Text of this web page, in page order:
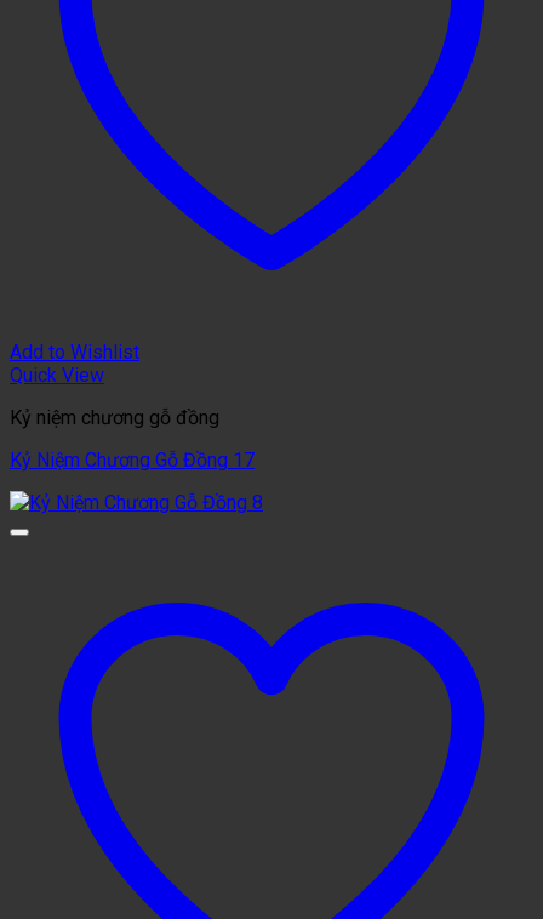
Add to Wishlist
Quick View
Kỷ niệm chương gỗ đồng
Kỷ Niệm Chương Gỗ Đồng 17